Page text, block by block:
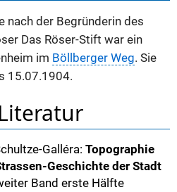
nach der Begründerin des
Das Röser-Stift war ein
im Böllberger Weg. Sie
15.07.1904.
Galléra: Topographie
Geschichte der Stadt
Band erste Hälfte